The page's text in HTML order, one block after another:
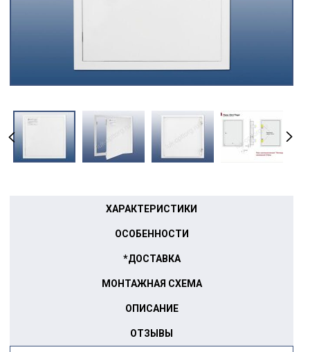
ХАРАКТЕРИСТИКИ
ОСОБЕННОСТИ
*ДОСТАВКА
МОНТАЖНАЯ СХЕМА
ОПИСАНИЕ
ОТЗЫВЫ